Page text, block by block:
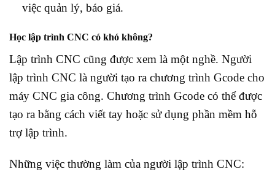
việc quản lý, báo giá.
Học lập trình CNC có khó không?
Lập trình CNC cũng được xem là một nghề. Người
lập trình CNC là người tạo ra chương trình Gcode cho
máy CNC gia công. Chương trình Gcode có thể được
tạo ra bằng cách viết tay hoặc sử dụng phần mềm hỗ
trợ lập trình.
Những việc thường làm của người lập trình CNC: